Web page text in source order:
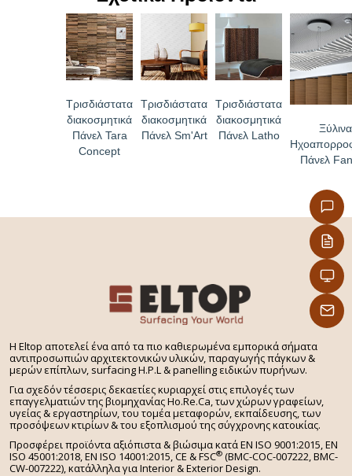
Τρισδιάστατα
διακοσμητικά
Πάνελ Tara
Concept
Τρισδιάστατα
διακοσμητικά
Πάνελ Sm'Art
Τρισδιάστατα
διακοσμητικά
Πάνελ Latho
Ξύλινα
Πάνελ
H Eltop αποτελεί ένα από τα πιο καθιερωμένα εμπορικά σήματα
αντιπροσωπιών αρχιτεκτονικών υλικών, παραγωγής πάγκων &
μερών επίπλων, surfacing H.P.L & panelling ειδικών πυρήνων.
Για σχεδόν τέσσερις δεκαετίες κυριαρχεί στις επιλογές των
επαγγελματιών της βιομηχανίας Ho.Re.Ca, των χώρων γραφείων,
υγείας & εργαστηρίων, του τομέα μεταφορών, εκπαίδευσης, των
προσόψεων κτιρίων & του εξοπλισμού της σύγχρονης κατοικίας.
Προσφέρει προϊόντα αξιόπιστα & βιώσιμα κατά EN ISO 9001:2015, EN
ISO 45001:2018, EN ISO 14001:2015, CE & FSC® (BMC-COC-007222, BMC-
CW-007222), κατάλληλα για Interior & Exterior Design.